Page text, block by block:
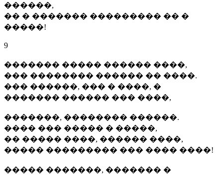
������,
�� � ������� ��������� �� �
�����!
9
������� ����� ������ ����,
��� �������� ������ �� ����.
��� ������, ��� � ����, �
������� ������ ��� ����,
�������, �������� ������.
���� ��� ����� � �����,
�� ����� ����, ������ ����,
����� ��������� ��� ���� ����!
����� �������, ������� �